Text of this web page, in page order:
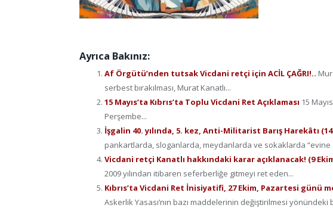
Ayrıca Bakınız:
Af Örgütü’nden tutsak Vicdani retçi için ACİL ÇAĞRI!..
serbest bırakılması, Murat Kanatlı...
15 Mayıs’ta Kıbrıs’ta Toplu Vicdani Ret Açıklaması 15
Perşembe...
İşgalin 40. yılında, 5. kez, Anti-Militarist Barış Harekâtı (14
pankartlarda, sloganlarda, meydanlarda ve sokaklarda “evine
Vicdani retçi Kanatlı hakkındaki karar açıklanacak! (9
2009 yılından itibaren seferberliğe gitmeyi ret eden...
Kıbrıs’ta Vicdani Ret İnisiyatifi, 27 Ekim, Pazartesi günü
Askerlik Yasası’nın bazı maddelerinin değiştirilmesi yönündeki